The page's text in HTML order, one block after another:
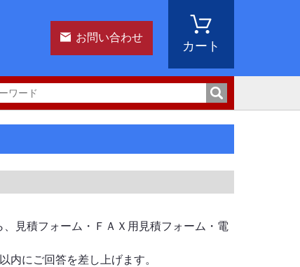
お問い合わせ
カート
見積フォーム・ＦＡＸ用見積フォーム・電
内にご回答を差し上げます。